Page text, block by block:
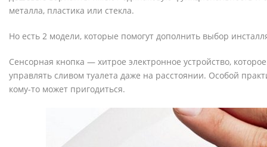
металла, пластика или стекла.
Но есть 2 модели, которые помогут дополнить выбор
Сенсорная кнопка — хитрое электронное устройство,
управлять сливом туалета даже на расстоянии. Особой
кому-то может пригодиться.